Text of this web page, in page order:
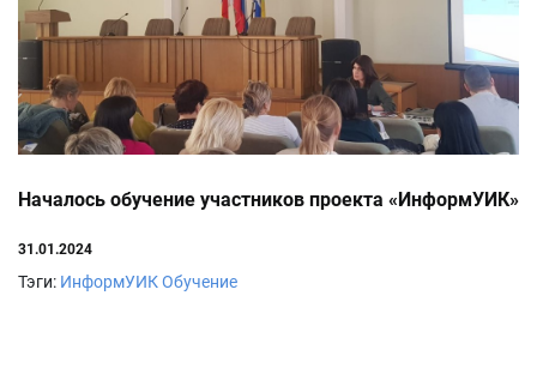
Началось обучение участников проекта «ИнформУИК»
31.01.2024
Тэги: ИнформУИКОбучение